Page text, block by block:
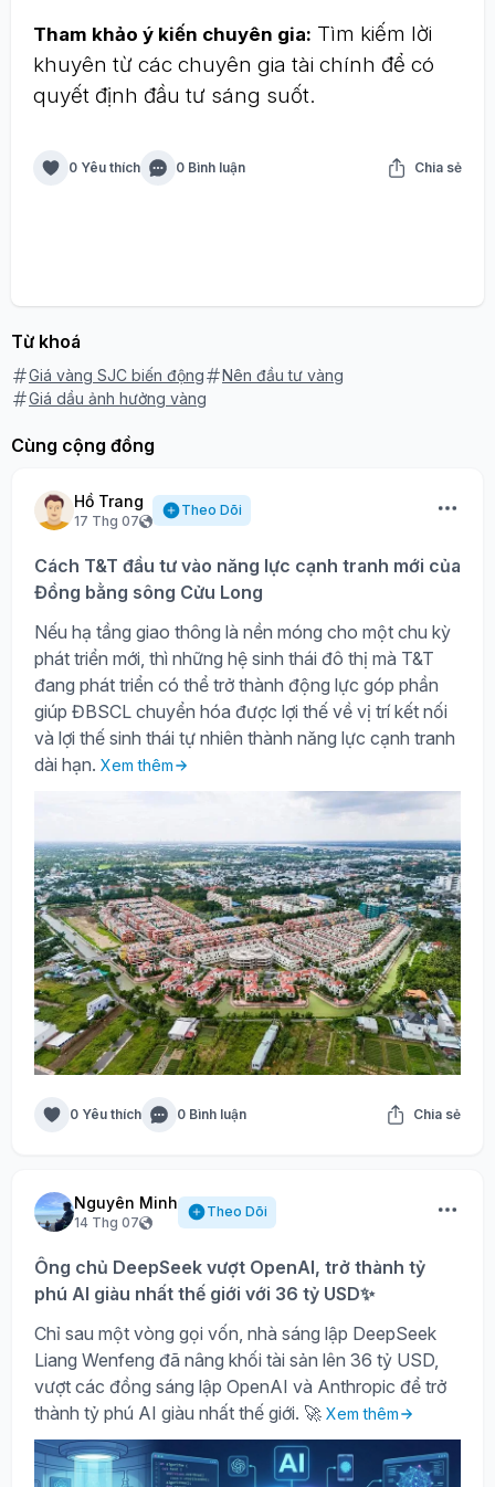
Tham khảo ý kiến chuyên gia: Tìm kiếm lời
khuyên từ các chuyên gia tài chính để có
quyết định đầu tư sáng suốt.
0 Yêu thích 0 Bình luận Chia sẻ
Từ khoá
Giá vàng SJC biến động
Nên đầu tư vàng
Giá dầu ảnh hưởng vàng
Cùng cộng đồng
Hồ Trang
17 Thg 07
Theo Dõi
Cách T&T đầu tư vào năng lực cạnh tranh mới của
Đồng bằng sông Cửu Long
Nếu hạ tầng giao thông là nền móng cho một chu kỳ
phát triển mới, thì những hệ sinh thái đô thị mà T&T
đang phát triển có thể trở thành động lực góp phần
giúp ĐBSCL chuyển hóa được lợi thế về vị trí kết nối
và lợi thế sinh thái tự nhiên thành năng lực cạnh tranh
dài hạn. Xem thêm
0 Yêu thích 0 Bình luận Chia sẻ
Nguyên Minh
14 Thg 07
Theo Dõi
Ông chủ DeepSeek vượt OpenAI, trở thành tỷ
phú AI giàu nhất thế giới với 36 tỷ USD✨
Chỉ sau một vòng gọi vốn, nhà sáng lập DeepSeek
Liang Wenfeng đã nâng khối tài sản lên 36 tỷ USD,
vượt các đồng sáng lập OpenAI và Anthropic để trở
thành tỷ phú AI giàu nhất thế giới. 🚀 Xem thêm